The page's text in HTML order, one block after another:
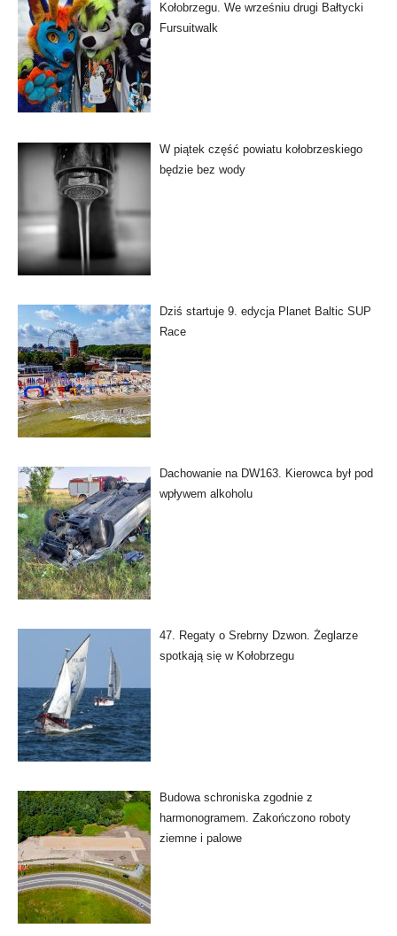
Kołobrzegu. We wrześniu drugi Bałtycki
Fursuitwalk
W piątek część powiatu kołobrzeskiego
będzie bez wody
Dziś startuje 9. edycja Planet Baltic SUP
Race
Dachowanie na DW163. Kierowca był pod
wpływem alkoholu
47. Regaty o Srebrny Dzwon. Żeglarze
spotkają się w Kołobrzegu
Budowa schroniska zgodnie z
harmonogramem. Zakończono roboty
ziemne i palowe